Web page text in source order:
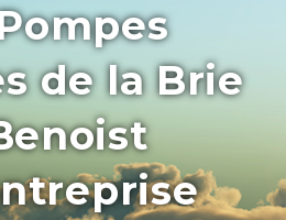
de la Brie